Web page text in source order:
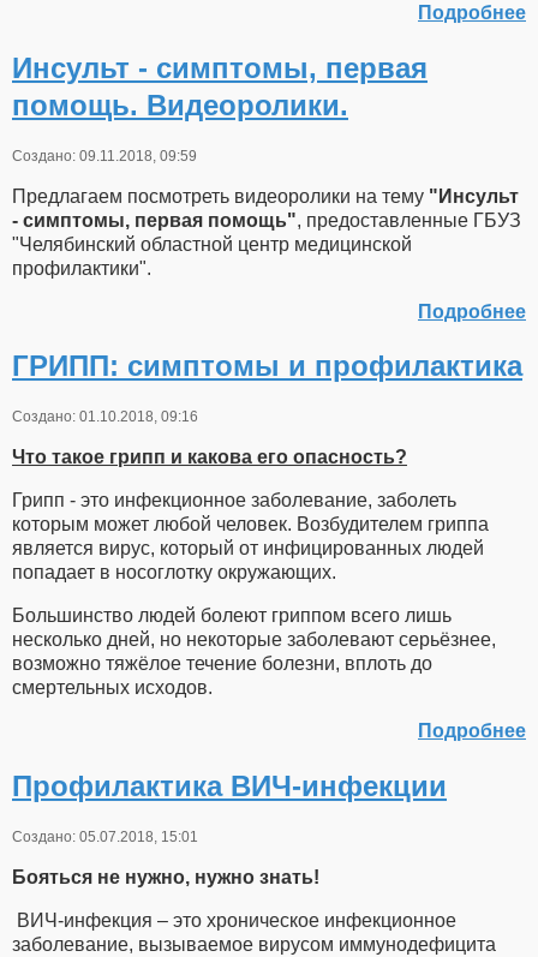
Подробнее
Инсульт - симптомы, первая
помощь. Видеоролики.
Создано: 09.11.2018, 09:59
Предлагаем посмотреть видеоролики на тему "Инсульт
- симптомы, первая помощь", предоставленные ГБУЗ
"Челябинский областной центр медицинской
профилактики".
Подробнее
ГРИПП: симптомы и профилактика
Создано: 01.10.2018, 09:16
Что такое грипп и какова его опасность?
Грипп - это инфекционное заболевание, заболеть
которым может любой человек. Возбудителем гриппа
является вирус, который от инфицированных людей
попадает в носоглотку окружающих.
Большинство людей болеют гриппом всего лишь
несколько дней, но некоторые заболевают серьёзнее,
возможно тяжёлое течение болезни, вплоть до
смертельных исходов.
Подробнее
Профилактика ВИЧ-инфекции
Создано: 05.07.2018, 15:01
Бояться не нужно, нужно знать!
ВИЧ-инфекция – это хроническое инфекционное
заболевание, вызываемое вирусом иммунодефицита